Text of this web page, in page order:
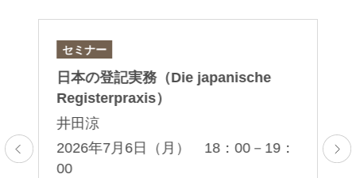
セミナー
日本の登記実務（Die japanische
Registerpraxis）
井田涼
2026年7月6日（月） 18：00－19：
00
ク